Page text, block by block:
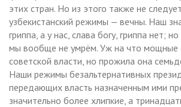
этих стран. Но из этого также не
узбекистанский режимы — вечны. Наш
гриппа, а у нас, слава богу, гриппа нет;
мы вообще не умрём. Уж на что мощные
советской власти, но прожила она
Наши режимы безальтернативных
передающих власть назначенным ими
значительно более хлипкие, а